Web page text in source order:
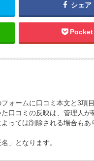
シェア
Pocket
ォームに口コミ本文と3項
口コミの反映は、管理人
っては削除される場合もあ
」となります。